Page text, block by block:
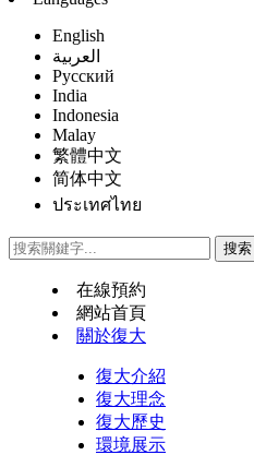
English
العربية
Русский
India
Indonesia
Malay
繁體中文
简体中文
ประเทศไทย
在線預約
網站首頁
關於復大
復大介紹
復大理念
復大歷史
環境展示